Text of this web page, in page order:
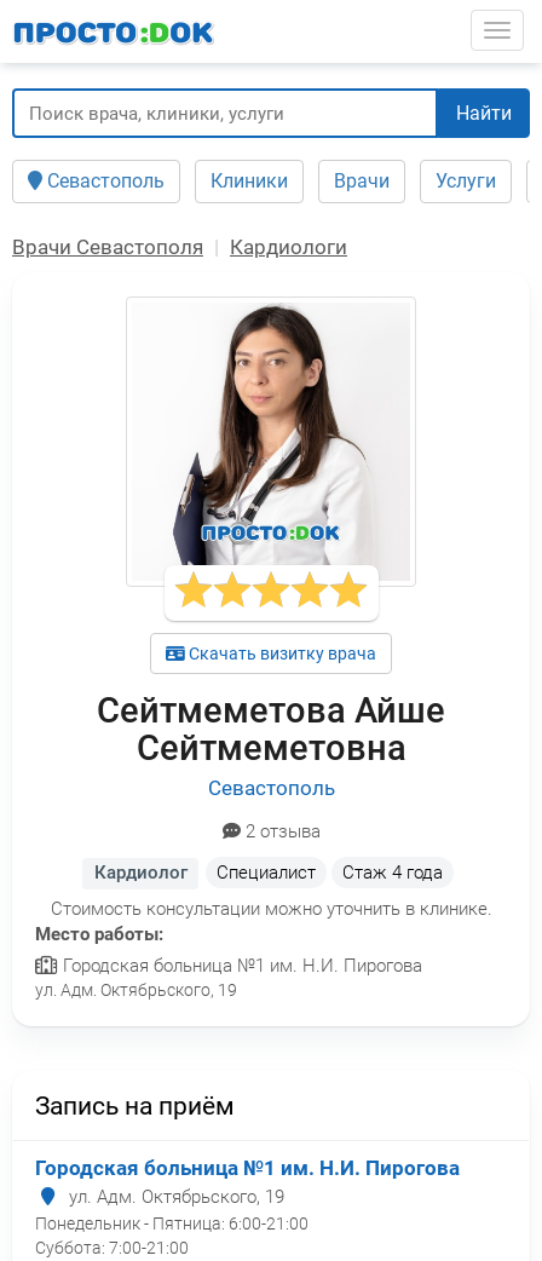
содержанию
Найти
Севастополь Клиники Врачи Услуги
Врачи Севастополя Кардиологи
Скачать визитку врача
Сейтмеметова Айше
Сейтмеметовна
Севастополь
2 отзыва
Кардиолог
Специалист Стаж 4 года
Стоимость консультации можно уточнить в клинике.
Место работы:
Городская больница №1 им. Н.И. Пирогова
ул. Адм. Октябрьского, 19
Запись на приём
Городская больница №1 им. Н.И. Пирогова
ул. Адм. Октябрьского, 19
Понедельник - Пятница: 6:00-21:00
Суббота: 7:00-21:00